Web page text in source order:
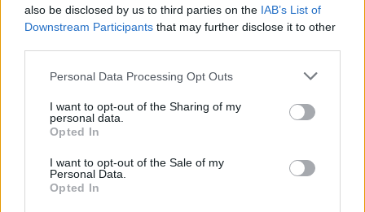
also be disclosed by us to third parties on the IAB’s List of
Downstream Participants that may further disclose it to other
Please note that this website/app uses one or more Google
not limited to your visit or usage behaviour. You may click to
grant or deny consent to Google and its third-party tags to
use your data for below specified purposes in below Google
consent section.
Personal Data Processing Opt Outs
I want to opt-out of the Sharing of my
personal data.
Opted In
I want to opt-out of the Sale of my
Personal Data.
Opted In
Προς νέα μέτρα
Το βάρος για τις επιχειρήσεις και τα νοικοκυριά